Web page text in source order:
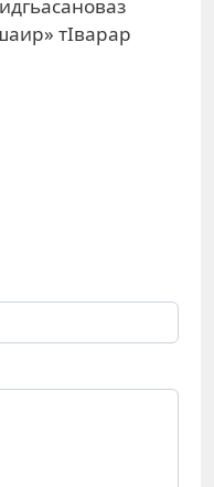
тIварар